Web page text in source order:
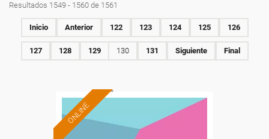
Resultados 1549 - 1560 de 1561
Inicio Anterior 122 123 124 125 126
127 128 129 130 131 Siguiente Final
ONLINE